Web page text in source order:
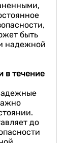
быть
надежной
в течение
до